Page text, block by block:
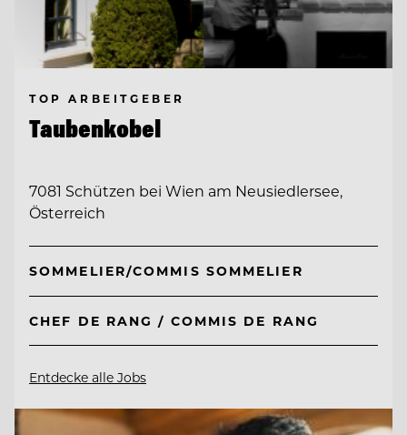
TOP ARBEITGEBER
Taubenkobel
7081 Schützen bei Wien am Neusiedlersee,
Österreich
SOMMELIER/COMMIS SOMMELIER
CHEF DE RANG / COMMIS DE RANG
Entdecke alle Jobs